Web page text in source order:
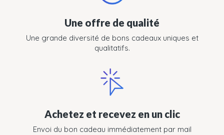
Une offre de qualité
Une grande diversité de bons cadeaux uniques et
qualitatifs.
Achetez et recevez en un clic
Envoi du bon cadeau immédiatement par mail